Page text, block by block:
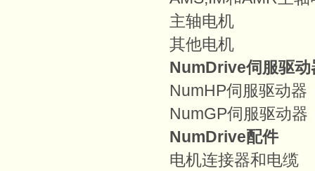
主轴电机
其他电机
NumDrive伺服驱动
NumHP伺服驱动器
NumGP伺服驱动器
NumDrive配件
电机连接器和电缆